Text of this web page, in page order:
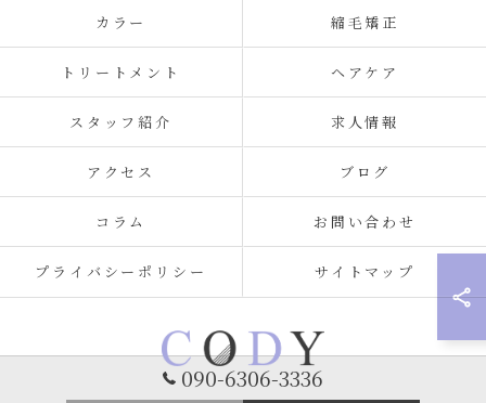
090-6306-3336
カラー 縮毛矯正
トリートメント ヘアケア
スタッフ紹介 求人情報
アクセス ブログ
コラム お問い合わせ
プライバシーポリシー サイトマップ